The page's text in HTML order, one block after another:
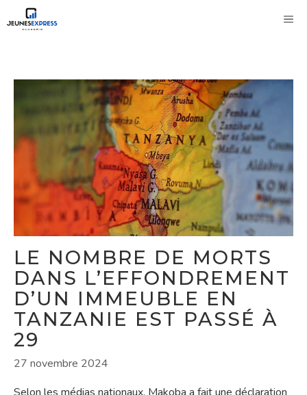
au
LE NOMBRE DE MORTS
DANS L’EFFONDREMENT
D’UN IMMEUBLE EN
TANZANIE EST PASSÉ À
29
27 novembre 2024